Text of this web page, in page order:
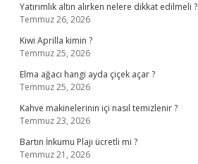
Yatırımlık altın alırken nelere dikkat edilmeli ?
Temmuz 26, 2026
Kiwi Aprilla kimin ?
Temmuz 25, 2026
Elma ağacı hangi ayda çiçek açar ?
Temmuz 25, 2026
Kahve makinelerinin içi nasıl temizlenir ?
Temmuz 23, 2026
Bartın İnkumu Plajı ücretli mi ?
Temmuz 21, 2026